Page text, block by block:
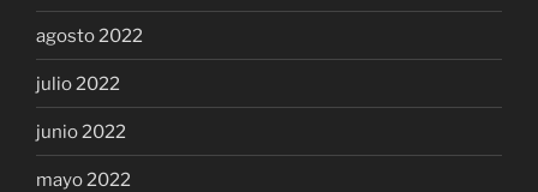
agosto 2022
julio 2022
junio 2022
mayo 2022